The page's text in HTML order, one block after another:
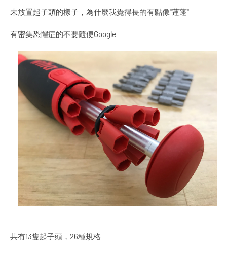
未放置起子頭的樣子，為什麼我覺得長的有點像"蓮蓬"
有密集恐懼症的不要隨便Google
共有13隻起子頭，26種規格